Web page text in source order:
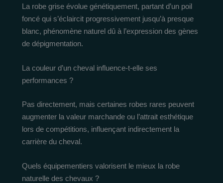
La robe grise évolue génétiquement, partant d’un poil
foncé qui s’éclaircit progressivement jusqu’à presque
blanc, phénomène naturel dû à l’expression des gènes
de dépigmentation.
La couleur d’un cheval influence-t-elle ses
performances ?
Pas directement, mais certaines robes rares peuvent
augmenter la valeur marchande ou l’attrait esthétique
lors de compétitions, influençant indirectement la
carrière du cheval.
Quels équipementiers valorisent le mieux la robe
naturelle des chevaux ?